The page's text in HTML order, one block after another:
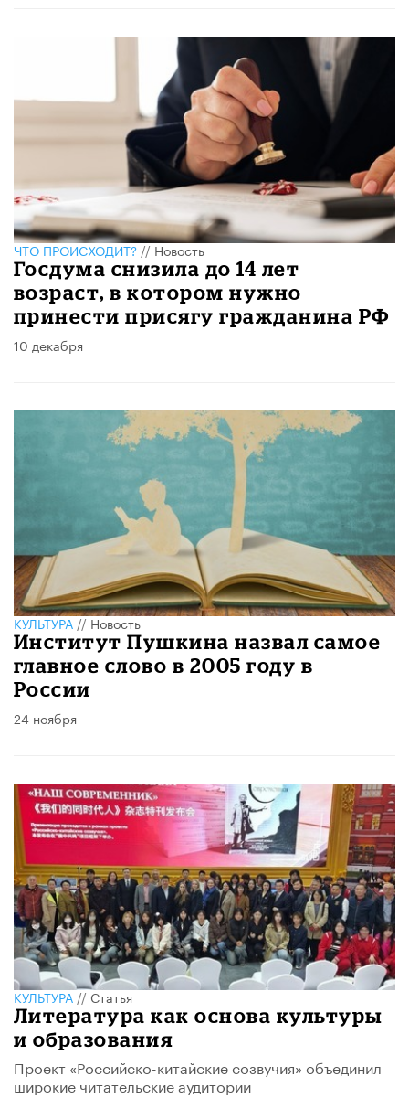
ЧТО ПРОИСХОДИТ?//Новость
Госдума снизила до 14 лет
возраст, в котором нужно
принести присягу гражданина РФ
10 декабря
КУЛЬТУРА//Новость
Институт Пушкина назвал самое
главное слово в 2005 году в
России
24 ноября
КУЛЬТУРА//Статья
Литература как основа культуры
и образования
Проект «Российско-китайские созвучия» объединил
широкие читательские аудитории